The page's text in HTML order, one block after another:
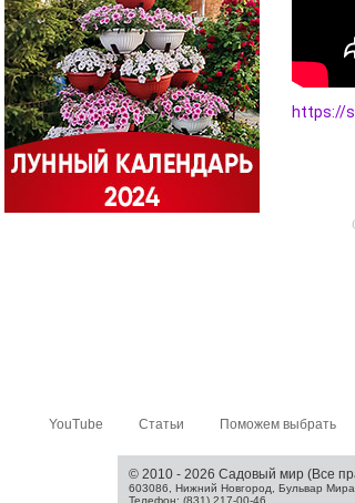
https://
YouTube Статьи Поможем выбрать
© 2010 - 2026 Садовый мир (Все
603086, Нижний Новгород, Бульвар
Телефон: (831) 217-00-46